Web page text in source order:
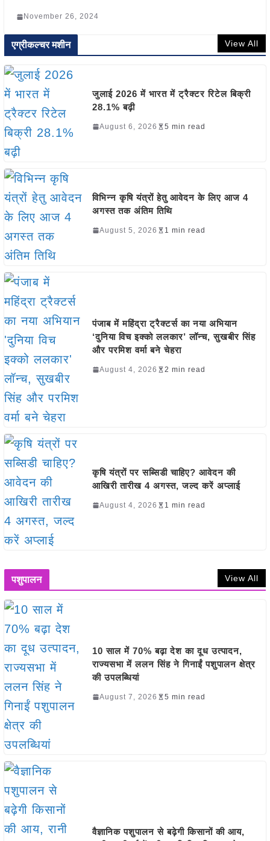
November 26, 2024
एग्रीकल्चर मशीन View All
जुलाई 2026 में भारत में ट्रैक्टर रिटेल बिक्री
28.1% बढ़ी
August 6, 2026 5 min read
विभिन्न कृषि यंत्रों हेतु आवेदन के लिए आज 4
अगस्त तक अंतिम तिथि
August 5, 2026 1 min read
पंजाब में महिंद्रा ट्रैक्टर्स का नया अभियान
‘दुनिया विच इक्को ललकार’ लॉन्च, सुखबीर सिंह
और परमिश वर्मा बने चेहरा
August 4, 2026 2 min read
कृषि यंत्रों पर सब्सिडी चाहिए? आवेदन की
आखिरी तारीख 4 अगस्त, जल्द करें अप्लाई
August 4, 2026 1 min read
पशुपालन View All
10 साल में 70% बढ़ा देश का दूध उत्पादन,
राज्यसभा में ललन सिंह ने गिनाईं पशुपालन क्षेत्र
की उपलब्धियां
August 7, 2026 5 min read
वैज्ञानिक पशुपालन से बढ़ेगी किसानों की आय,